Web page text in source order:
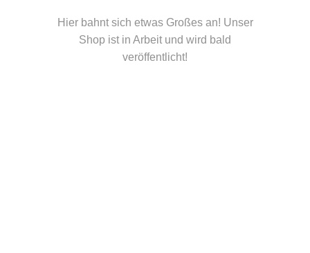
Hier bahnt sich etwas Großes an! Unser
Shop ist in Arbeit und wird bald
veröffentlicht!